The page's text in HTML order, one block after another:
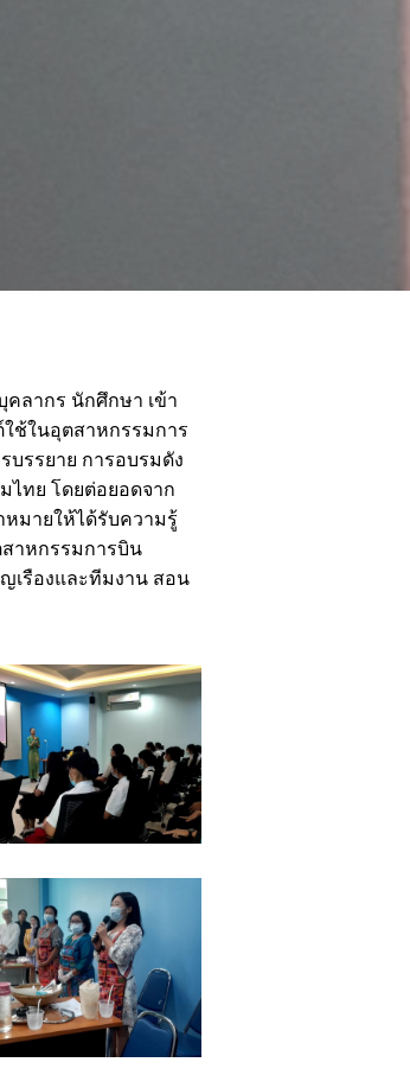
ลากร นักศึกษา เข้า
ช้ในอุตสาหกรรมการ
บรรยาย การอบรมดัง
ไทย โดยต่อยอดจาก
มายให้ได้รับความรู้
าหกรรมการบิน
เรืองและทีมงาน สอน